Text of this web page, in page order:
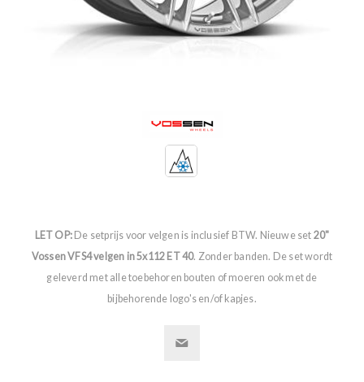
LET OP:De setprijs voor velgen is inclusief BTW. Nieuwe set 20"
Vossen VFS4 velgen in 5x112 ET 40. Zonder banden. De set wordt
geleverd met alle toebehoren bouten of moeren ook met de
bijbehorende logo's en/of kapjes.